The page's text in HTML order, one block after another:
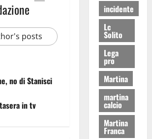
posts
no di Stanisci
in tv
incidente
Lc
Solito
Lega
pro
Martina
martina
calcio
Martina
Franca